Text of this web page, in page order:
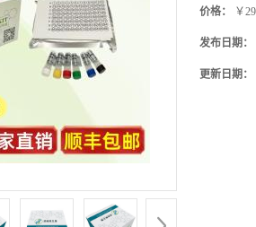
价格： ￥
发布日期：
更新日期：